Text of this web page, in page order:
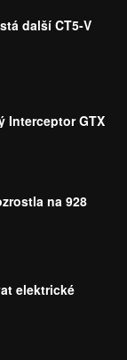
další CT5-V
Interceptor GTX
na 928
elektrické